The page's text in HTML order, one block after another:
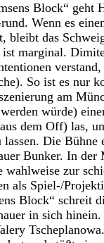
Block“ geht
Wenn es
bleibt das
marginal.
So ist es nur
am
würde)
dem Off) las,
Die Bühne
Bunker. In der
wahlweise zur
als Spiel-/
Block“ schreit
in sich hinein.